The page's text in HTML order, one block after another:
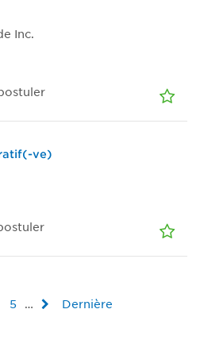
Inc.
ve)
5 … Dernière